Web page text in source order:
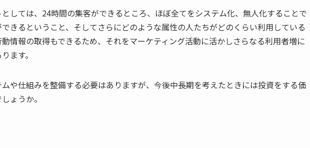
しては、24時間の集客ができるところ、ほぼ全てをシステム化、無人化することで
きるということ、そしてさらにどのような属性の人たちがどのくらい利用している
情報の取得もできるため、それをマーケティング活動に活かしさらなる利用者増に
ます。
や仕組みを整備する必要はありますが、今後中長期を考えたときには投資をする価
ょうか。